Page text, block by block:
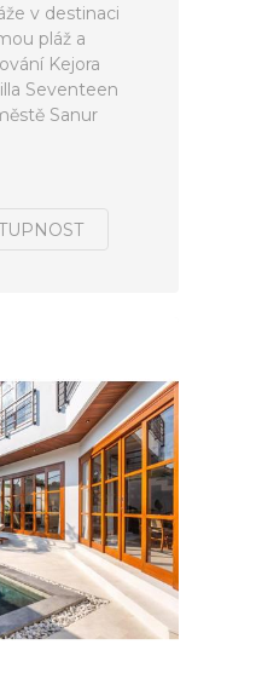
v destinaci
pláž a
Kejora
Seventeen
Sanur